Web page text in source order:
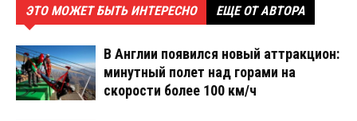
ЭТО МОЖЕТ БЫТЬ ИНТЕРЕСНО ЕЩЕ ОТ АВТОРА
В Англии появился новый аттракцион:
минутный полет над горами на
скорости более 100 км/ч